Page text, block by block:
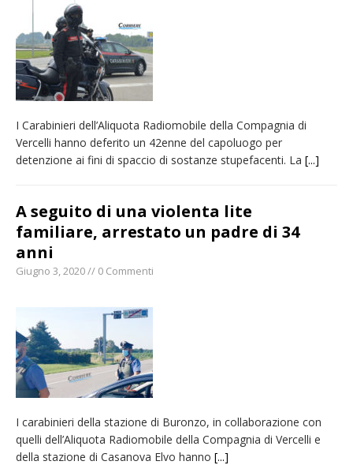
Crisi idrica: il Comune di Vercelli introduce
alcune limitazioni all’utilizzo dell’acqua
Incendio sul Monte Barone: si estende il
fronte. Evacuato il rifugio e chiusi tutti i
sentieri
Dieci anni fa l’ingresso a Vercelli
dell’arcivescovo mons. Marco Arnolfo
I Carabinieri dell’Aliquota Radiomobile della Compagnia di
Vercelli hanno deferito un 42enne del capoluogo per
detenzione ai fini di spaccio di sostanze stupefacenti. La [...]
A seguito di una violenta lite
familiare, arrestato un padre di 34
anni
Giugno 3, 2020 // 0 Commenti
I carabinieri della stazione di Buronzo, in collaborazione con
quelli dell’Aliquota Radiomobile della Compagnia di Vercelli e
della stazione di Casanova Elvo hanno [...]